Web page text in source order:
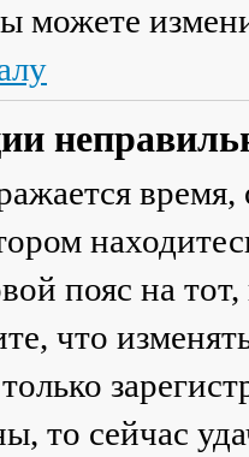
можете
время,
пояс на
что
то сейчас